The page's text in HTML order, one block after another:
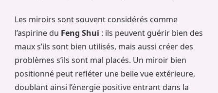
Les miroirs sont souvent considérés comme
l’aspirine du Feng Shui : ils peuvent guérir bien des
maux s’ils sont bien utilisés, mais aussi créer des
problèmes s’ils sont mal placés. Un miroir bien
positionné peut refléter une belle vue extérieure,
doublant ainsi l’énergie positive entrant dans la